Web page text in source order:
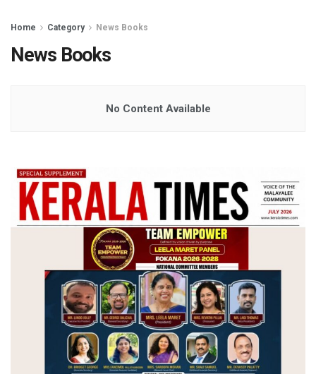
Home Category News Books
News Books
No Content Available